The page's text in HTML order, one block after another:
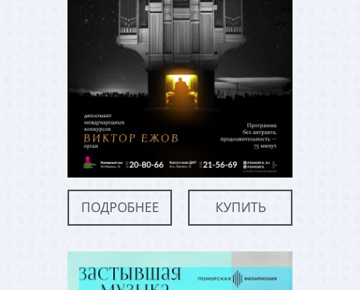
ПОДРОБНЕЕ КУПИТЬ